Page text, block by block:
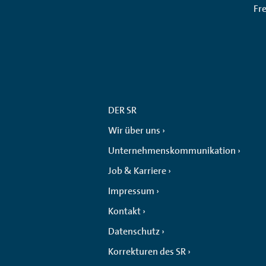
DER SR
Wir über uns
Unternehmenskommunikation
Job & Karriere
Impressum
Kontakt
Datenschutz
Korrekturen des SR